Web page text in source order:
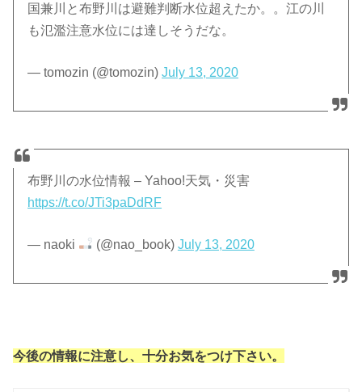
国兼川と布野川は避難判断水位超えたか。。江の川
も氾濫注意水位には達しそうだな。
— tomozin (@tomozin)July 13, 2020
布野川の水位情報 – Yahoo!天気・災害
https://t.co/JTi3paDdRF
— naoki (@nao_book) July 13, 2020
今後の情報に注意し、十分お気をつけ下さい。